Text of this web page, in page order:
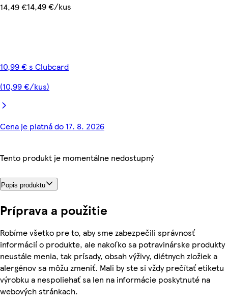
14,49 €14,49 €/kus
10,99 € s Clubcard
(10,99 €/kus)
Cena je platná do 17. 8. 2026
Tento produkt je momentálne nedostupný
Popis produktu
Príprava a použitie
Robíme všetko pre to, aby sme zabezpečili správnosť
informácií o produkte, ale nakoľko sa potravinárske produkty
neustále menia, tak prísady, obsah výživy, diétnych zložiek a
alergénov sa môžu zmeniť. Mali by ste si vždy prečítať etiketu
výrobku a nespoliehať sa len na informácie poskytnuté na
webových stránkach.